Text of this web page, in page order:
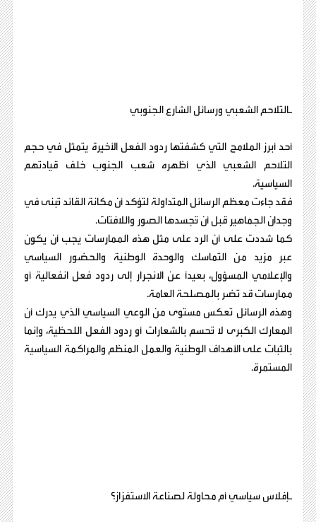
ـالتلاحم الشعبي ورسائل الشارع الجنوبي
أحد أبرز الملامح التي كشفتها ردود الفعل الأخيرة يتمثل في حجم
التلاحم الشعبي الذي أظهره شعب الجنوب خلف قيادتهم
السياسية.
فقد جاءت معظم الرسائل المتداولة لتؤكد أن مكانة القائد تُبنى في
وجدان الجماهير قبل أن تُجسدها الصور واللافتات.
كما شددت على أن الرد على مثل هذه الممارسات يجب أن يكون
عبر مزيد من التماسك والوحدة الوطنية والحضور السياسي
والإعلامي المسؤول، بعيداً عن الانجرار إلى ردود فعل انفعالية أو
ممارسات قد تضر بالمصلحة العامة.
وهذه الرسائل تعكس مستوى من الوعي السياسي الذي يدرك أن
المعارك الكبرى لا تُحسم بالشعارات أو ردود الفعل اللحظية، وإنما
بالثبات على الأهداف الوطنية والعمل المنظم والمراكمة السياسية
المستمرة.
ـإفلاس سياسي أم محاولة لصناعة الاستفزاز؟